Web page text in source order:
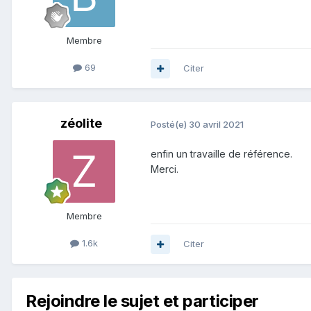
Membre
69 Citer
zéolite
Membre
1.6k
Posté(e) 30 avril 2021
enfin un travaille de référence.
Merci.
Citer
Rejoindre le sujet et participer